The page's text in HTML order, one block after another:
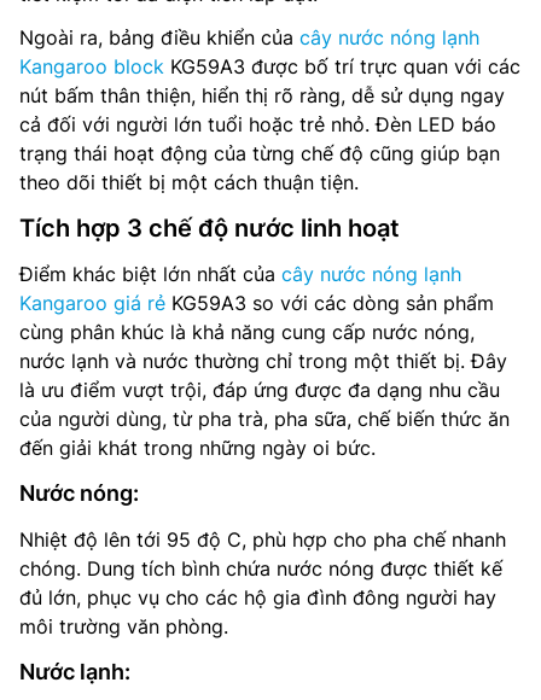
Ngoài ra, bảng điều khiển của cây nước nóng lạnh
Kangaroo block KG59A3 được bố trí trực quan với các
nút bấm thân thiện, hiển thị rõ ràng, dễ sử dụng ngay
cả đối với người lớn tuổi hoặc trẻ nhỏ. Đèn LED báo
trạng thái hoạt động của từng chế độ cũng giúp bạn
theo dõi thiết bị một cách thuận tiện.
Tích hợp 3 chế độ nước linh hoạt
Điểm khác biệt lớn nhất của cây nước nóng lạnh
Kangaroo giá rẻ KG59A3 so với các dòng sản phẩm
cùng phân khúc là khả năng cung cấp nước nóng,
nước lạnh và nước thường chỉ trong một thiết bị. Đây
là ưu điểm vượt trội, đáp ứng được đa dạng nhu cầu
của người dùng, từ pha trà, pha sữa, chế biến thức ăn
đến giải khát trong những ngày oi bức.
Nước nóng:
Nhiệt độ lên tới 95 độ C, phù hợp cho pha chế nhanh
chóng. Dung tích bình chứa nước nóng được thiết kế
đủ lớn, phục vụ cho các hộ gia đình đông người hay
môi trường văn phòng.
Nước lạnh: